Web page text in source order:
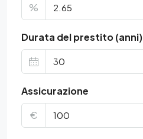
%
Durata del prestito (anni)
Assicurazione
€